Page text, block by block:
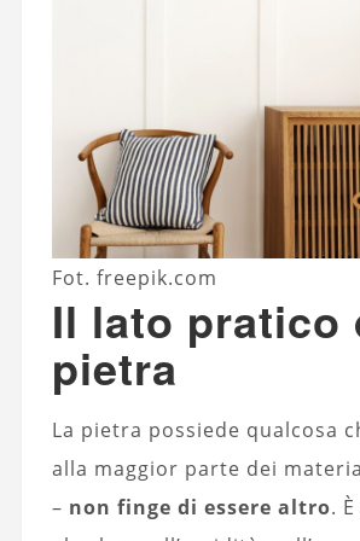
Fot. freepik.com
Il lato pratico
pietra
La pietra possiede qualcosa
alla maggior parte dei
– non finge di essere altro.